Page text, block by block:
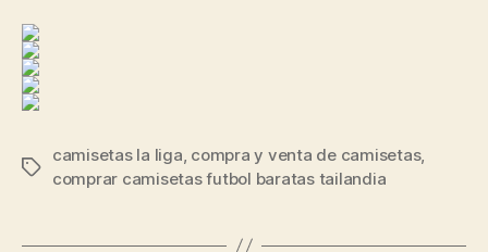
Etiquetas
camisetas la liga, compra y venta de camisetas,
comprar camisetas futbol baratas tailandia